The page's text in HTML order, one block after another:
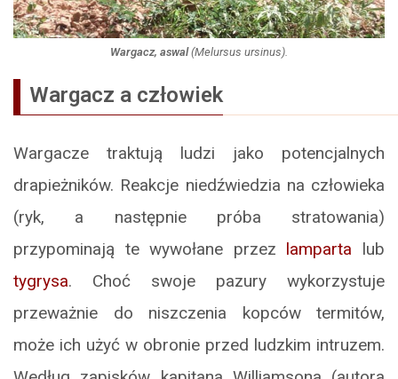
Wargacz, aswal(Melursus ursinus).
Wargacz a człowiek
Wargacze traktują ludzi jako potencjalnych
drapieżników. Reakcje niedźwiedzia na człowieka
(ryk, a następnie próba stratowania)
przypominają te wywołane przez lamparta lub
tygrysa. Choć swoje pazury wykorzystuje
przeważnie do niszczenia kopców termitów,
może ich użyć w obronie przed ludzkim intruzem.